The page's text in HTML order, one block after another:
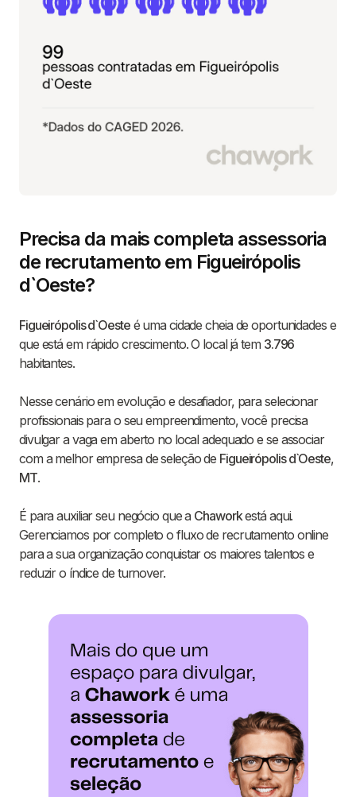
Precisa da mais completa assessoria
de recrutamento em Figueirópolis
d`Oeste?
Figueirópolis d`Oesteé uma cidade cheia de oportunidades e
que está em rápido crescimento. O local já tem 3.796
habitantes.
Nesse cenário em evolução e desafiador, para selecionar
profissionais para o seu empreendimento, você precisa
divulgar a vaga em aberto no local adequado e se associar
com a melhor empresa de seleção de Figueirópolis d`Oeste,
MT.
É para auxiliar seu negócio que a Chaworkestá aqui.
Gerenciamos por completo o fluxo de recrutamento online
para a sua organização conquistar os maiores talentos e
reduzir o índice de turnover.